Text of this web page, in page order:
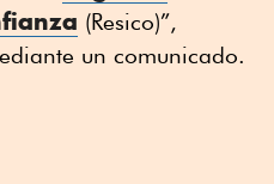
(Resico)”,
un comunicado.